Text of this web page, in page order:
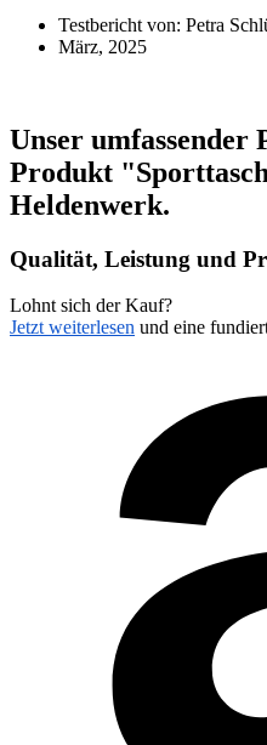
Testbericht von: Petra
März, 2025
Unser umfassender
Produkt
Heldenwerk.
Qualität, Leistung und
Lohnt sich der Kauf?
Jetzt weiterlesen und eine